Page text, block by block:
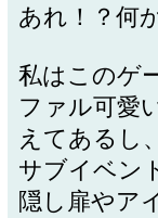
あれ！？何
私はこのゲ
ファル可愛
えてあるし、
サブイベン
隠し扉やア